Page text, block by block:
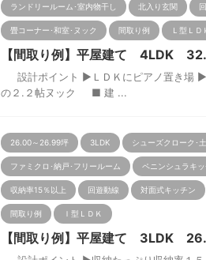
ランドリールーム･室内物干し 北入り玄関
畳コーナー･和室･ヌック 間取り例 Ｌ型ＬＤ
【間取り例】平屋建て 4LDK
設計ポイント ▶ＬＤＫにピアノ置き場 ▶
の２.２帖ヌック ■ 建 ...
26.00～26.99坪 3LDK シューズクローク･
ファミクロ･納戸･フリールーム ペニンシュラキ
収納率15％以上 回遊動線 対面式キッチン
間取り例 Ｉ型ＬＤＫ
【間取り例】平屋建て 3LDK